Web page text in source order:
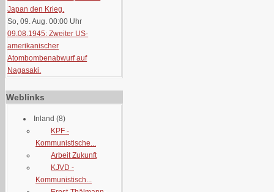
Japan den Krieg.
So, 09. Aug. 00:00 Uhr
09.08.1945: Zweiter US-
amerikanischer
Atombombenabwurf auf
Nagasaki.
Weblinks
Inland (8)
KPF -
Kommunistische...
Arbeit Zukunft
KJVD -
Kommunistisch...